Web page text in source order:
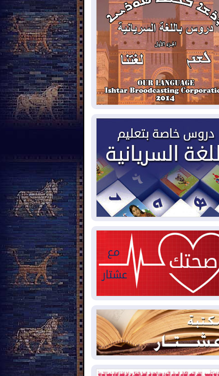
2026-08-05
15كارثة بيئية ومناخية ترسم
أخطر التحديات التي تواجه العراق
2026-08-
حرائق فرنسا.. توقيف 402
شخص بينهم 156 قاصرا منذ بداية موسم
2026-08-سومو: إنتاج النفط في إقليم
انخفض إلى أقل من 10%
ملفات حقبة الكاظمي تعود إلى
الواجهة.. أنباء عن مراجعات قضائية
أوسع في قضايا فساد
2026-08-بيترو يشكو تزوير الانتخابات
ويحذر من "حرب أهلية" في
2026-08-رئيس إقليم كوردستان في
2026-08-03
العراق يؤكد مجدداً التزامه
الهجمات على الدول المجاورة
2026-08-03
العجز والاقتراض يطوقان
2026-08-كوبا تغرق في الظلام مجددا
الشبكة الكهربائية
2026-08-
أوامر بإجلاء 60 ألف شخص
الحرائق في ولاية واشنطن